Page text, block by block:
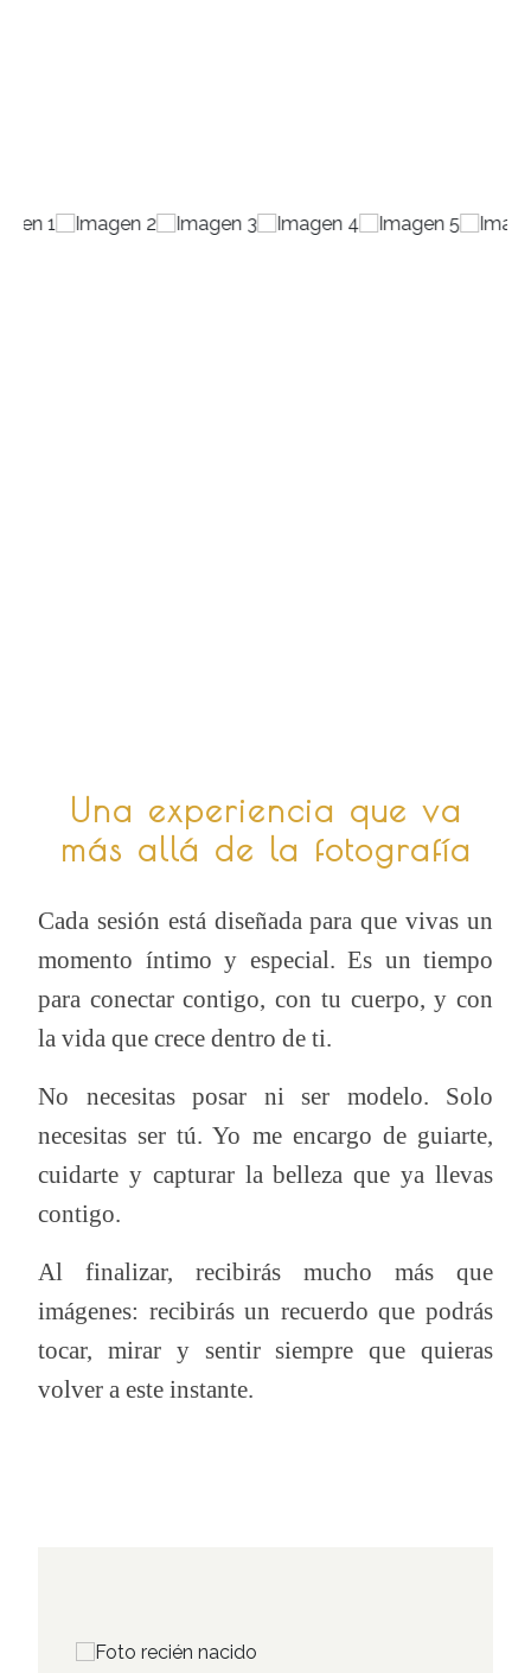
Una experiencia que va
más allá de la fotografía
Cada sesión está diseñada para que vivas un
momento íntimo y especial. Es un tiempo
para conectar contigo, con tu cuerpo, y con
la vida que crece dentro de ti.
No necesitas posar ni ser modelo. Solo
necesitas ser tú. Yo me encargo de guiarte,
cuidarte y capturar la belleza que ya llevas
contigo.
Al finalizar, recibirás mucho más que
imágenes: recibirás un recuerdo que podrás
tocar, mirar y sentir siempre que quieras
volver a este instante.